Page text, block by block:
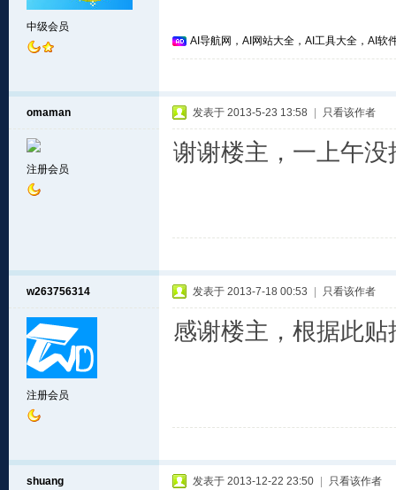
中级会员
AI导航网，AI网站大全，AI工具大全，AI软
omaman
注册会员
发表于 2013-5-23 13:58 只看该作者
谢谢楼主，一上午
w263756314
注册会员
发表于 2013-7-18 00:53 只看该作者
感谢楼主，根据此贴
shuang 发表于 2013-12-22 23:50 只看该作者